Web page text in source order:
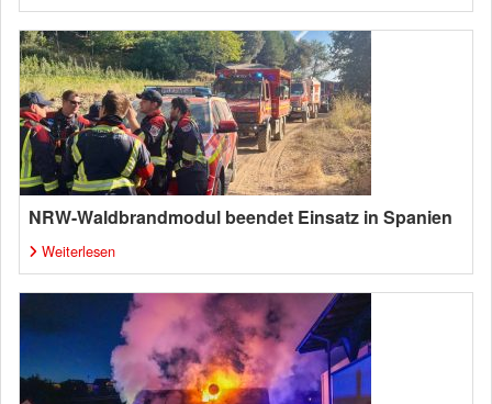
NRW-Waldbrandmodul beendet Einsatz in Spanien
Weiterlesen